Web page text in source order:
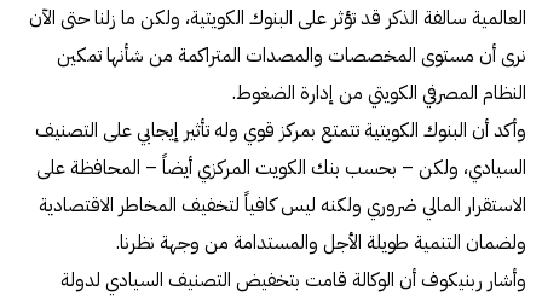
العالمية سالفة الذكر قد تؤثر على البنوك الكويتية، ولكن ما زلنا حتى الآن
نرى أن مستوى المخصصات والمصدات المتراكمة من شأنها تمكين
النظام المصرفي الكويتي من إدارة الضغوط.
وأكد أن البنوك الكويتية تتمتع بمركز قوي وله تأثير إيجابي على التصنيف
السيادي، ولكن – بحسب بنك الكويت المركزي أيضاً – المحافظة على
الاستقرار المالي ضروري ولكنه ليس كافياً لتخفيف المخاطر الاقتصادية
ولضمان التنمية طويلة الأجل والمستدامة من وجهة نظرنا.
وأشار ربنيكوف أن الوكالة قامت بتخفيض التصنيف السيادي لدولة